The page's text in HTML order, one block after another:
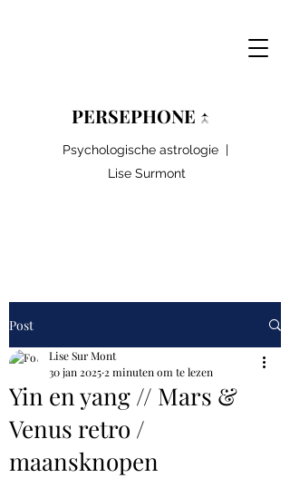
PERSEPHONE ↑
Psychologische astrologie |
Lise Surmont
Post
Yin en yang // Mars &
Venus retro /
maansknopen
Lise Sur Mont
30 jan 2025 2 minuten om te lezen